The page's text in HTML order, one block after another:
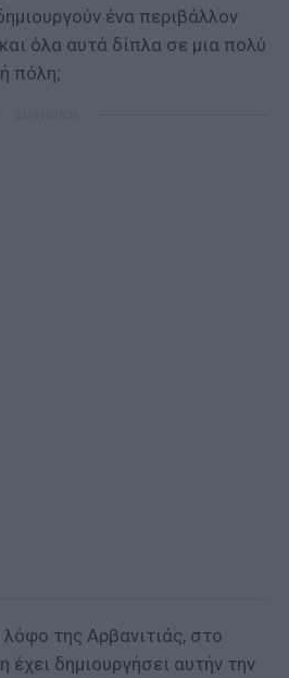
ένα περιβάλλον
όλα αυτά δίπλα σε μια πολύ
πόλη;
της Αρβανιτιάς, στο
δημιουργήσει αυτήν την